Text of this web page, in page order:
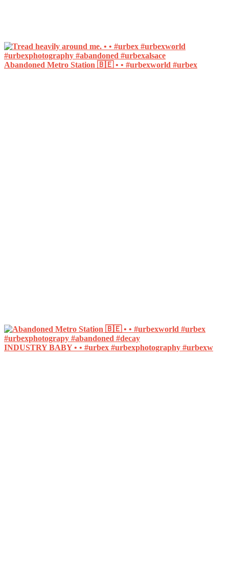
Abandoned Metro Station 🇧🇪 • • #urbexworld #urbex
INDUSTRY BABY • • #urbex #urbexphotography #urbexw